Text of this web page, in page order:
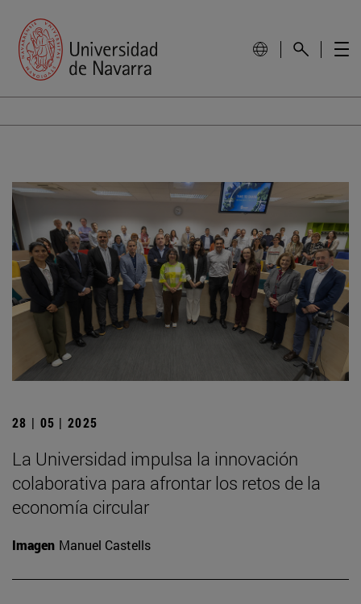
28 | 05 | 2025
La Universidad impulsa la innovación
colaborativa para afrontar los retos de la
economía circular
Imagen Manuel Castells